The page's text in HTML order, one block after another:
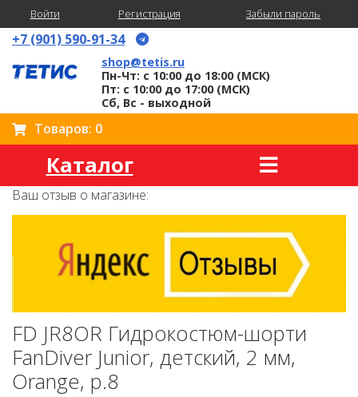
Войти Регистрация Забыли пароль
+7 (901) 590-91-34
shop@tetis.ru
Пн-Чт: с 10:00 до 18:00 (МСК)
Пт: с 10:00 до 17:00 (МСК)
Сб, Вс - выходной
Товаров: 0
Каталог
Ваш отзыв о магазине:
FD JR8OR Гидрокостюм-шорти
FanDiver Junior, детский, 2 мм,
Orange, р.8